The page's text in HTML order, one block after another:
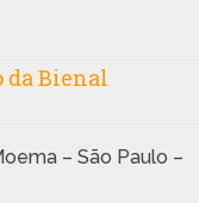
da Bienal
– São Paulo –